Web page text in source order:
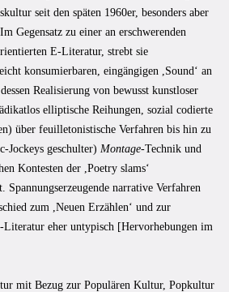
seit den späten 1960er, besonders aber
Gegensatz zu einer an erschwerenden
E-Literatur, strebt sie
konsumierbaren, eingängigen ,Sound‘ an
Realisierung von bewusst kunstloser
elliptische Reihungen, sozial codierte
über feuilletonistische Verfahren bis hin zu
Jockeys geschulter) Montage-Technik und
Kontesten der ,Poetry slams‘
Spannungserzeugende narrative Verfahren
zum ,Neuen Erzählen‘ und zur
eher untypisch [Hervorhebungen im
mit Bezug zur Populären Kultur, Popkultur